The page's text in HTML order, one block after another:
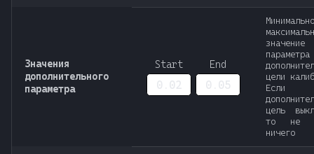
Значения
дополнительного
параметра
Start End
значение
параметра
цели
Если
цель
то не
ничего